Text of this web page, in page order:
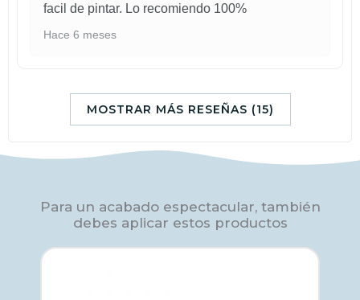
facil de pintar. Lo recomiendo 100%
Hace 6 meses
MOSTRAR MÁS RESEÑAS (15)
Para un acabado espectacular, también
debes aplicar estos productos